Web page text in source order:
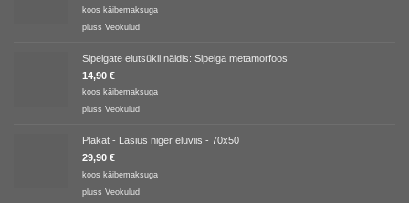
koos käibemaksuga
pluss Veokulud
Sipelgate elutsükli näidis: Sipelga metamorfoos
14,90 €
koos käibemaksuga
pluss Veokulud
Plakat - Lasius niger eluviis - 70x50
29,90 €
koos käibemaksuga
pluss Veokulud